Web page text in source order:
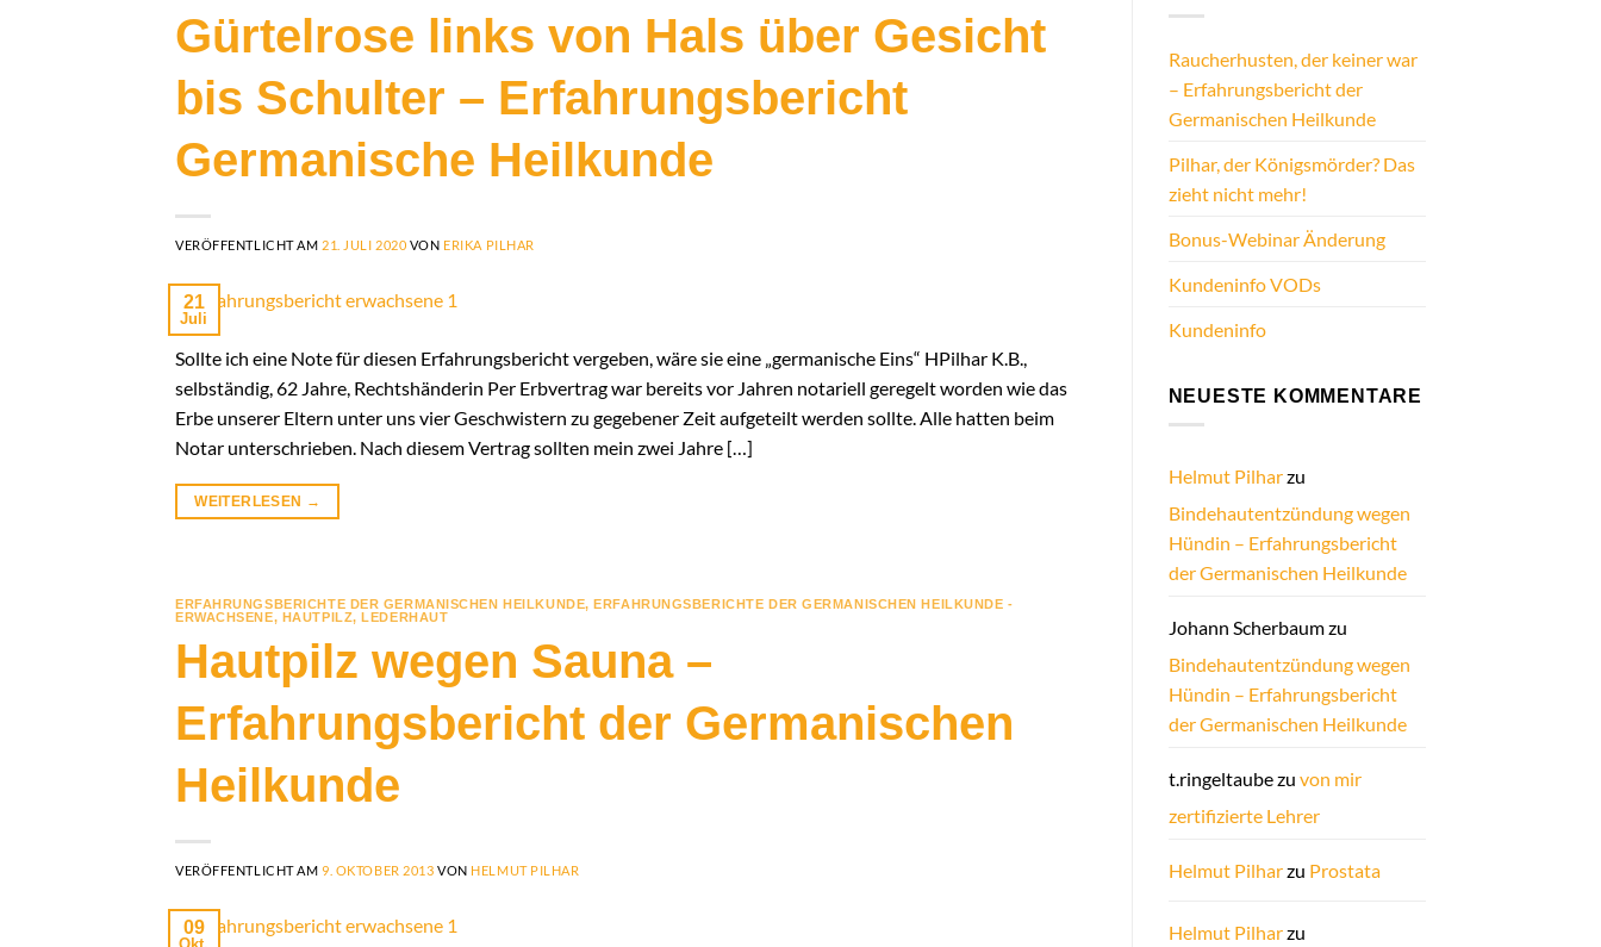
Gürtelrose links von Hals über Gesicht
bis Schulter – Erfahrungsbericht
Germanische Heilkunde
VERÖFFENTLICHT AM 21. JULI 2020 VON ERIKA PILHAR
21
Juli
Sollte ich eine Note für diesen Erfahrungsbericht vergeben, wäre sie eine „germanische Eins“ HPilhar K.B.,
selbständig, 62 Jahre, Rechtshänderin Per Erbvertrag war bereits vor Jahren notariell geregelt worden wie das
Erbe unserer Eltern unter uns vier Geschwistern zu gegebener Zeit aufgeteilt werden sollte. Alle hatten beim
Notar unterschrieben. Nach diesem Vertrag sollten mein zwei Jahre […]
WEITERLESEN →
ERFAHRUNGSBERICHTE DER GERMANISCHEN HEILKUNDE,ERFAHRUNGSBERICHTE DER GERMANISCHEN HEILKUNDE -
ERWACHSENE, HAUTPILZ,LEDERHAUT
Hautpilz wegen Sauna –
Erfahrungsbericht der Germanischen
Heilkunde
VERÖFFENTLICHT AM9. OKTOBER 2013 VON HELMUT PILHAR
09
Raucherhusten, der keiner war
– Erfahrungsbericht der
Germanischen Heilkunde
Pilhar, der Königsmörder? Das
zieht nicht mehr!
Bonus-Webinar Änderung
Kundeninfo VODs
Kundeninfo
NEUESTE KOMMENTARE
Helmut Pilharzu
Bindehautentzündung wegen
Hündin – Erfahrungsbericht
der Germanischen Heilkunde
Johann Scherbaumzu
Bindehautentzündung wegen
Hündin – Erfahrungsbericht
der Germanischen Heilkunde
t.ringeltaubezu von mir
zertifizierte Lehrer
Helmut Pilharzu Prostata
Helmut Pilharzu